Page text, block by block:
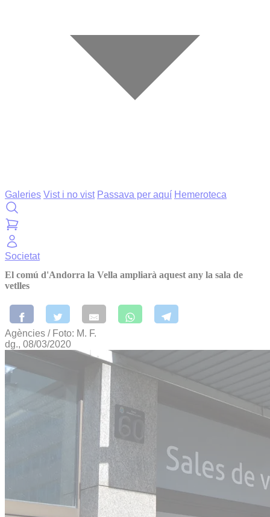
Galeries Vist i no vist Passava per aquí Hemeroteca
Societat
El comú d'Andorra la Vella ampliarà aquest any la sala de
vetlles
Agències / Foto: M. F.
dg., 08/03/2020